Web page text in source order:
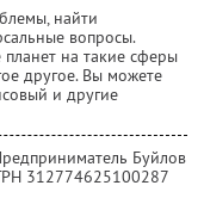
найти
вопросы.
на такие сферы
другое. Вы можете
и другие
Буйлов
312774625100287